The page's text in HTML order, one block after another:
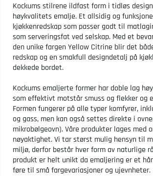
Kockums stilrene ildfast form i tidløs
høykvalitets emalje. Et allsidig og
kjøkkenredskap som passer godt til
som serveringsfat ved selskap. Med et
den unike fargen Yellow Citrine blir det
redskap og en smakfull designdetalj på
dekkede bordet.
Kockums emaljerte former har doble lag
som effektivt motstår smuss og flekker og
Formen fungerer på alle typer komfyrer,
og gass, men kan også settes direkte i
mikrobølgeovn). Våre produkter lages med
nøyaktighet. Vi tar størst mulig hensyn til
miljø, derfor består hver form av naturlige
produkt er helt unikt da emaljering er et
føre til små fargevariasjoner og ujevnheter.